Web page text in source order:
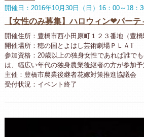
開催日：2016年10月30日（日）16：00～18：
【女性のみ募集】ハロウィン❤パー
開催住所：豊橋市西小田原町１２３番地（豊橋
開催場所：穂の国とよはし芸術劇場ＰＬＡT
参加資格：20歳以上の独身女性であれば誰で
は、幅広い年代の独身農業後継者の方が参加予
主催：豊橋市農業後継者花嫁対策推進協議会
受付状況：イベント終了